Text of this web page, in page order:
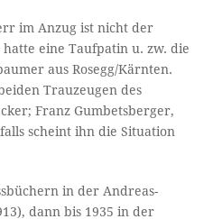
im Anzug ist nicht der
eine Taufpatin u. zw. die
aus Rosegg/Kärnten.
Trauzeugen des
Franz Gumbetsberger,
scheint ihn die Situation
in der Andreas-
dann bis 1935 in der